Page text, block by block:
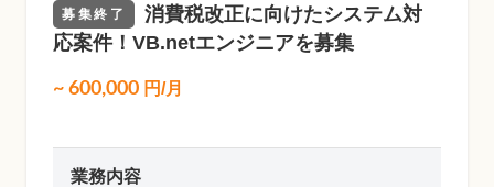
募集終了
消費税改正に向けたシステム対
応案件！VB.netエンジニアを募集
~ 600,000 円/月
業務内容